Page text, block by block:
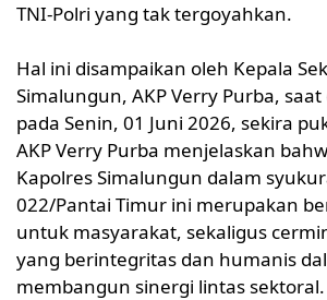
TNI-Polri yang tak tergoyahkan.
Hal ini disampaikan oleh Kepala
Simalungun, AKP Verry Purba,
pada Senin, 01 Juni 2026, sekira
AKP Verry Purba menjelaskan
Kapolres Simalungun dalam
022/Pantai Timur ini merupakan
untuk masyarakat, sekaligus
yang berintegritas dan humanis
membangun sinergi lintas